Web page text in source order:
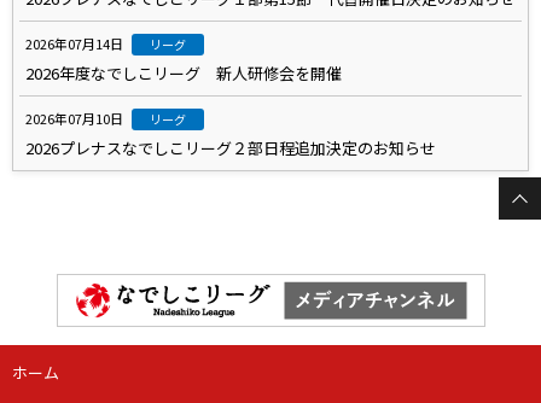
2026年07月14日 リーグ
2026年度なでしこリーグ 新人研修会を開催
2026年07月10日 リーグ
2026プレナスなでしこリーグ２部日程追加決定のお知らせ
ホーム